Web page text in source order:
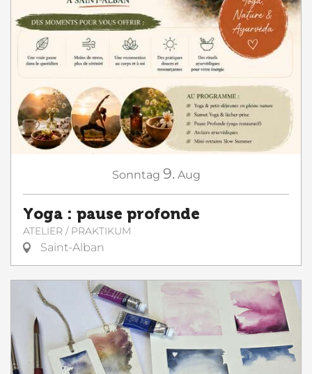
Sonntag 9. Aug
Yoga : pause profonde
ATELIER / PRAKTIKUM
Saint-Alban